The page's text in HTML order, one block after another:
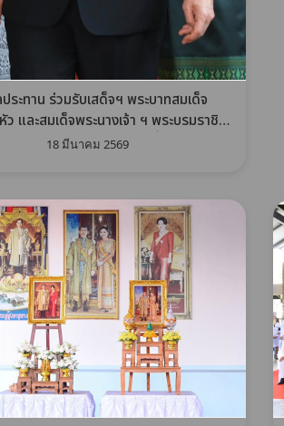
ระทาน ร่วมรับเสด็จฯ พระบาทสมเด็จ
ว และสมเด็จพระนางเจ้า ฯ พระบรมราชินี
ลาว โชว์ผลสำเร็จด้านแหล่งน้ำ พร้อมต่อย
18 มีนาคม 2569